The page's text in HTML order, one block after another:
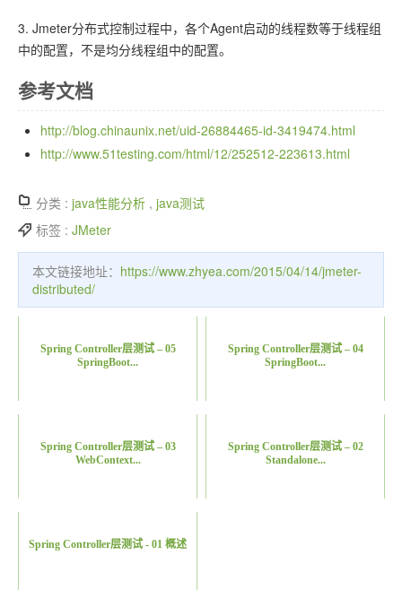
3. Jmeter分布式控制过程中，各个Agent启动的线程数等于线程组
中的配置，不是均分线程组中的配置。
参考文档
http://blog.chinaunix.net/uid-26884465-id-3419474.html
http://www.51testing.com/html/12/252512-223613.html
分类 : java性能分析 , java测试
标签 : JMeter
本文链接地址： https://www.zhyea.com/2015/04/14/jmeter-
distributed/
Spring Controller层测试 – 05
SpringBoot...
Spring Controller层测试 – 04
SpringBoot...
Spring Controller层测试 – 03
WebContext...
Spring Controller层测试 – 02
Standalone...
Spring Controller层测试 - 01 概述